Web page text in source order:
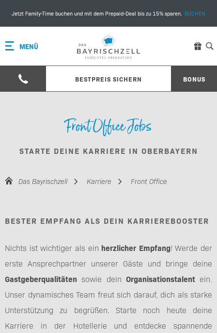
Jetzt Family-Time buchen und mit dem Prepaid-Deal bis zu 15% sparen. BUCHEN
MENÜ
BESTPREIS SICHERN BONUS
Front Office Jobs
STARTE DEINE KARRIERE IN OBERBAYERN
Das Bayrischzell Karriere Front Office
BESTER EMPFANG ALS DEIN KARRIEREBOOSTER
Nichts ist wichtiger als ein herzlicher Empfang! Werde der
erste Ansprechpartner unserer Gäste und bringe deine
Gastgeberqualitäten sowie dein Organisationstalent ein.
Unser dynamisches Team freut sich darauf, dich als starke
Unterstützung zu begrüßen. Starte noch heute deine
Karriere in der Hotellerie und entdecke spannende